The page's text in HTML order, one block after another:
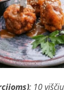
: 10